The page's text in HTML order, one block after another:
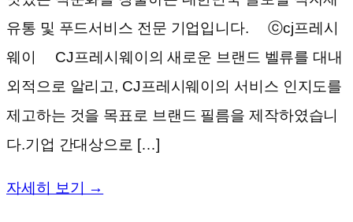
유통 및 푸드서비스 전문 기업입니다. ⓒcj프레시
웨이 CJ프레시웨이의 새로운 브랜드 벨류를 대내
외적으로 알리고, CJ프레시웨이의 서비스 인지도를
제고하는 것을 목표로 브랜드 필름을 제작하였습니
다.기업 간대상으로 […]
자세히 보기 →